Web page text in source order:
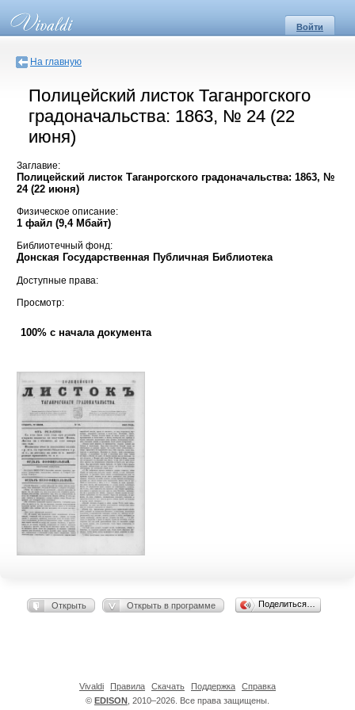
Войти
На главную
Полицейский листок Таганрогского
градоначальства: 1863, № 24 (22
июня)
Заглавие:
Полицейский листок Таганрогского градоначальства: 1863, №
24 (22 июня)
Физическое описание:
1 файл (9,4 Мбайт)
Библиотечный фонд:
Донская Государственная Публичная Библиотека
Доступные права:
Просмотр:
100% с начала документа
Открыть Открыть в программе Поделиться…
© EDISON , 2010–2026. Все права защищены.
Vivaldi Правила Скачать Поддержка Справка